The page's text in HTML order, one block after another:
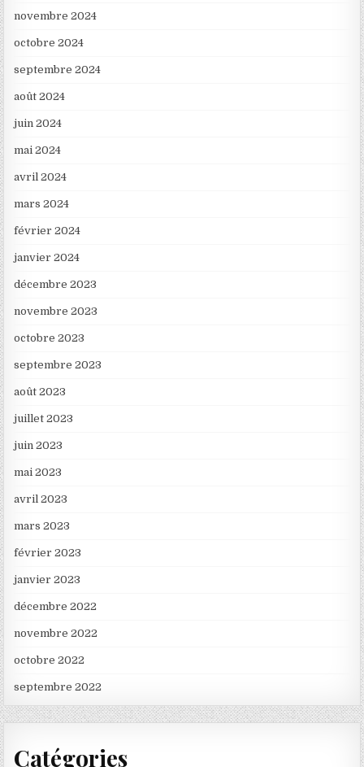
novembre 2024
octobre 2024
septembre 2024
août 2024
juin 2024
mai 2024
avril 2024
mars 2024
février 2024
janvier 2024
décembre 2023
novembre 2023
octobre 2023
septembre 2023
août 2023
juillet 2023
juin 2023
mai 2023
avril 2023
mars 2023
février 2023
janvier 2023
décembre 2022
novembre 2022
octobre 2022
septembre 2022
Catégories